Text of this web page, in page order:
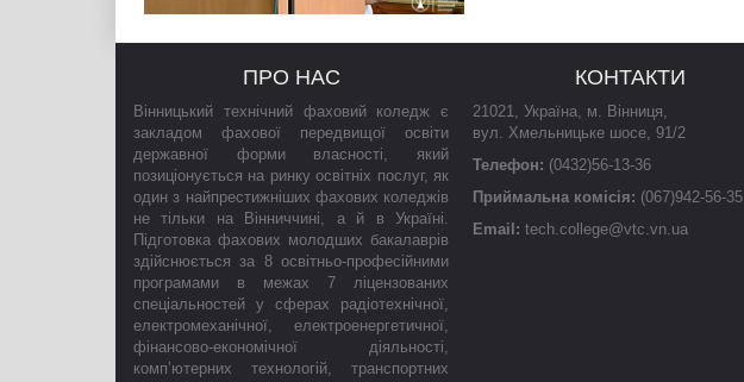
ПРО НАС
Вінницький технічний фаховий коледж є
закладом фахової передвищої освіти
державної форми власності, який
позиціонується на ринку освітніх послуг, як
один з найпрестижніших фахових коледжів
не тільки на Вінниччині, а й в Україні.
Підготовка фахових молодших бакалаврів
здійснюється за 8 освітньо-професійними
програмами в межах 7 ліцензованих
спеціальностей у сферах радіотехнічної,
електромеханічної, електроенергетичної,
фінансово-економічної діяльності,
комп’ютерних технологій, транспортних
КОНТАКТИ
21021, Україна, м. Вінниця,
вул. Хмельницьке шосе, 91/2
Телефон: (0432)56-13-36
Приймальна комісія: (067)942-56-35
Email: tech.college@vtc.vn.ua